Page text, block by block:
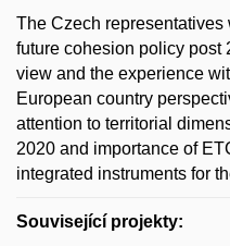
The Czech
future cohesion policy post
view and the experience
European country
attention to territorial
2020 and importance of
integrated instruments for
Související projekty: